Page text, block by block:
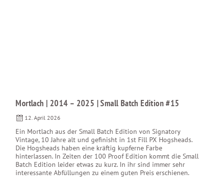
Mortlach | 2014 – 2025 | Small Batch Edition #15
12. April 2026
Ein Mortlach aus der Small Batch Edition von Signatory
Vintage, 10 Jahre alt und gefinisht in 1st Fill PX Hogsheads.
Die Hogsheads haben eine kräftig kupferne Farbe
hinterlassen. In Zeiten der 100 Proof Edition kommt die Small
Batch Edition leider etwas zu kurz. In ihr sind immer sehr
interessante Abfüllungen zu einem guten Preis erschienen.